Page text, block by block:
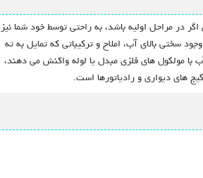
مراحل اولیه باشد، به راحتی توسط خود شما نیز
سختی بالای آب، املاح و ترکیباتی که تمایل به ته
مولکول های فلزی مبدل یا لوله واکنش می دهند،
های دیواری و رادیاتورها است.